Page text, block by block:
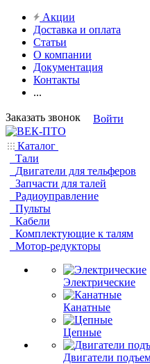
Акции
Доставка и оплата
Статьи
О компании
Документация
Контакты
...
Заказать звонок Войти
Каталог
Тали
Двигатели для тельферов
Запчасти для талей
Радиоуправление
Пульты
Кабели
Комплектующие к талям
Мотор-редукторы
Электрические
Канатные
Цепные
Двигатели